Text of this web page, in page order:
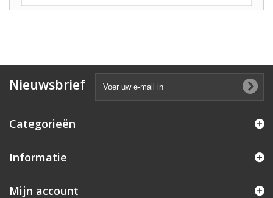
Nieuwsbrief
Categorieën
Informatie
Mijn account